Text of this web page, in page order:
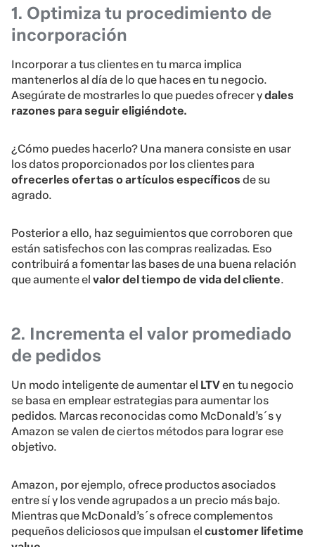
1. Optimiza tu procedimiento de
incorporación
Incorporar a tus clientes en tu marca implica
mantenerlos al día de lo que haces en tu negocio.
Asegúrate de mostrarles lo que puedes ofrecer ydales
razones para seguir eligiéndote.
¿Cómo puedes hacerlo? Una manera consiste en usar
los datos proporcionados por los clientes para
ofrecerles ofertas o artículos específicos de su
agrado.
Posterior a ello, haz seguimientos que corroboren que
están satisfechos con las compras realizadas. Eso
contribuirá a fomentar las bases de una buena relación
que aumente el valor del tiempo de vida del cliente.
2. Incrementa el valor promediado
de pedidos
Un modo inteligente de aumentar el LTVen tu negocio
se basa en emplear estrategias para aumentar los
pedidos. Marcas reconocidas como McDonald’s´s y
Amazon se valen de ciertos métodos para lograr ese
objetivo.
Amazon, por ejemplo, ofrece productos asociados
entre sí y los vende agrupados a un precio más bajo.
Mientras que McDonald’s´s ofrece complementos
pequeños deliciosos que impulsan el customer lifetime